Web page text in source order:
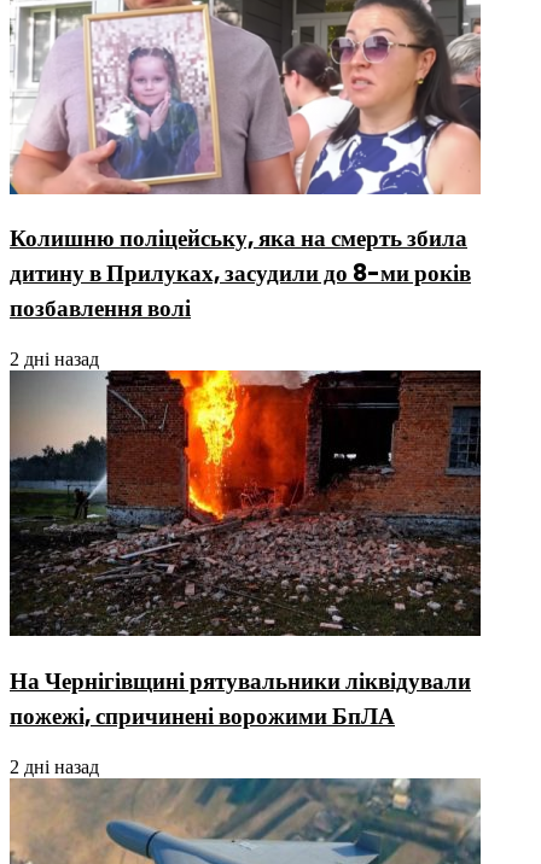
Колишню поліцейську, яка на смерть збила
дитину в Прилуках, засудили до 8-ми років
позбавлення волі
2 дні назад
На Чернігівщині рятувальники ліквідували
пожежі, спричинені ворожими БпЛА
2 дні назад